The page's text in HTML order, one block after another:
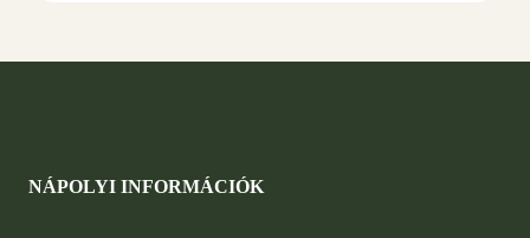
NÁPOLYI INFORMÁCIÓK